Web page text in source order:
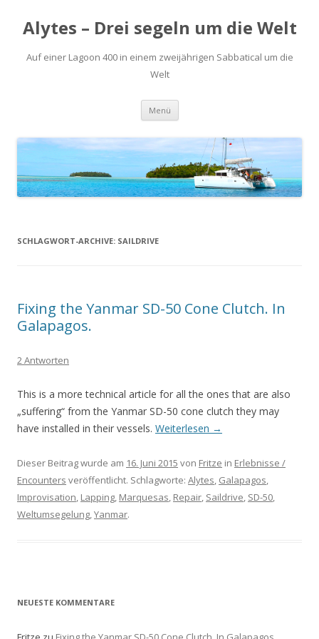
Alytes – Drei segeln um die Welt
Auf einer Lagoon 400 in einem zweijährigen Sabbatical um die
Welt
Menü Zum
springen
SCHLAGWORT-ARCHIVE: SAILDRIVE
Fixing the Yanmar SD-50 Cone Clutch. In
Galapagos.
2 Antworten
This is a more technical article for all the ones that are also
„suffering“ from the Yanmar SD-50 cone clutch they may
have installed in their vessels. Weiterlesen →
Dieser Beitrag wurde am 16. Juni 2015 von Fritze in Erlebnisse /
Encounters veröffentlicht. Schlagworte: Alytes, Galapagos,
Improvisation, Lapping, Marquesas, Repair, Saildrive, SD-50,
Weltumsegelung,Yanmar.
NEUESTE KOMMENTARE